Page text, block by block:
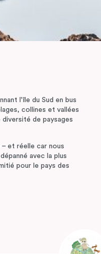
l'île du Sud en bus
collines et vallées
de paysages
et réelle car nous
avec la plus
pour le pays des